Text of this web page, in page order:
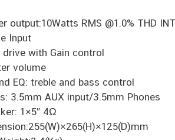
output:10Watts RMS @1.0% THD
Input
drive with Gain control
volume
EQ: treble and bass control
3.5mm AUX input/3.5mm Phones
1×5″ 4Ω